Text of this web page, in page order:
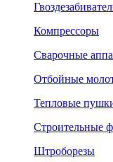
Компрессоры
Сварочные
Отбойные
Тепловые
Строительные
Штроборезы